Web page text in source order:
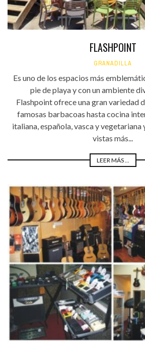
FLASHPOINT
GRANADILLA
Es uno de los espacios más
pie de playa y con un ambiente
Flashpoint ofrece una gran variedad
famosas barbacoas hasta cocina
italiana, española, vasca y vegetariana
vistas más...
LEER MÁS ...